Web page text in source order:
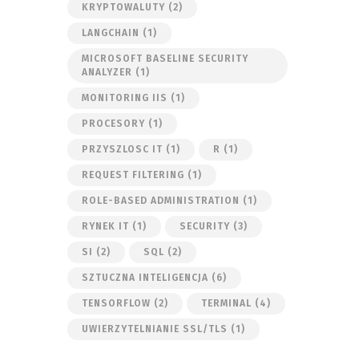
KRYPTOWALUTY (2)
LANGCHAIN (1)
MICROSOFT BASELINE SECURITY
ANALYZER (1)
MONITORING IIS (1)
PROCESORY (1)
PRZYSZLOSC IT (1) R (1)
REQUEST FILTERING (1)
ROLE-BASED ADMINISTRATION (1)
RYNEK IT (1) SECURITY (3)
SI (2) SQL (2)
SZTUCZNA INTELIGENCJA (6)
TENSORFLOW (2) TERMINAL (4)
UWIERZYTELNIANIE SSL/TLS (1)